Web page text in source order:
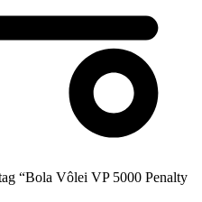
“Bola Vôlei VP 5000 Penalty